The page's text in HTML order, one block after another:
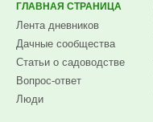
ГЛАВНАЯ СТРАНИЦА
Лента дневников
Дачные сообщества
Статьи о садоводстве
Вопрос-ответ
Люди